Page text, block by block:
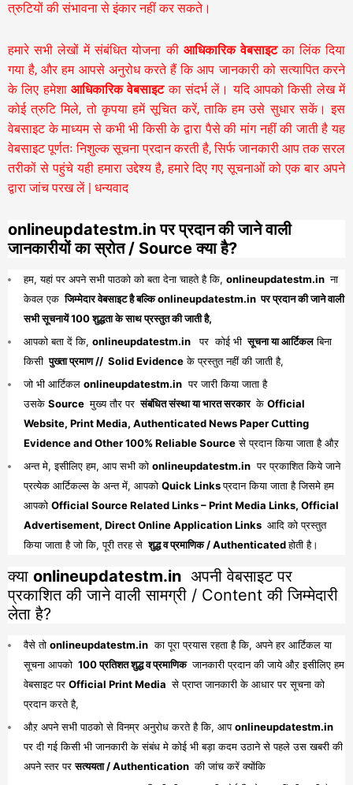
त्रुटियों की संभावना से इंकार नहीं कर सकते।
हमारे सभी लेखों में संबंधित योजना की आधिकारिक वेबसाइटका लिंक दिया
गया है, और हम आपसे अनुरोध करते हैं कि आप जानकारी को सत्यापित करने
के लिए हमेशा आधिकारिक वेबसाइटका संदर्भ लें। यदि आपको किसी लेख में
कोई त्रुटि मिले, तो कृपया हमें सूचित करें, ताकि हम उसे सुधार सकें। इस
वेबसाइट के माध्यम से कभी भी किसी के द्वारा पैसे की मांग नहीं की जाती है यह
वेबसाइट पूर्णतः निशुल्क सूचना प्रदान करती है,सिर्फ जानकारी आप तक सरल
तरीकों से पहुंचे यही हमारा उद्देश्य है, हमारे दिए गए सूचनाओं को एक बार अपने
द्वारा जांच परख लें | धन्यवाद
onlineupdatestm.in पर प्रदान की जाने वाली
जानकारीयों का स्रोत / Source क्या है?
हम, यहां पर अपने सभी पाठको को बता देना चाहते है कि, onlineupdatestm.in ना
केवल एक जिम्मेदार वेबसाइट है बल्कि onlineupdatestm.in पर प्रदान की जाने वाली
सभी सूचनायें 100 शुद्धता के साथ प्रस्तुत की जाती है,
आपको बता दें कि, onlineupdatestm.in पर कोई भी सूचना या आर्टिकलबिना
किसी पुख्ता प्रमाण // Solid Evidenceके प्रस्तुत नहीं की जाती है,
जो भी आर्टिकल onlineupdatestm.in पर जारी किया जाता है
उसके Source मुख्य तौर पर संबंधित संस्था या भारत सरकार के Official
Website, Print Media, Authenticated News Paper Cutting
Evidence and Other 100% Reliable Sourceसे प्रदान किया जाता है औऱ
अन्त मे, इसीलिए हम, आप सभी को onlineupdatestm.in पर प्रकाशित किये जाने
प्रत्येक आर्टिकल्स के अन्त में, आपको Quick Linksप्रदान किया जाता है जिसमे हम
आपको Official Source Related Links – Print Media Links, Official
Advertisement, Direct Online Application Links आदि को प्रस्तुत
किया जाता है जो कि, पूरी तरह से शुद्ध व प्रमाणिक / Authenticatedहोती है।
क्या onlineupdatestm.in अपनी वेबसाइट पर
प्रकाशित की जाने वाली सामग्री / Content की जिम्मेदारी
लेता है?
वैसे तो onlineupdatestm.in का पूरा प्रयास रहता है कि, अपने हर आर्टिकल या
सूचना आपको 100 प्रतिशत शुद्ध व प्रमाणिक जानकारी प्रदान की जाये औऱ इसीलिए हम
वेबसाइट पर Official Print Media से प्राप्त जानकारी के आधार पर सूचना को
प्रदान करते है,
औऱ अपने सभी पाठको से विनम्र अनुरोध करते है कि, आपonlineupdatestm.in
पर दी गई किसी भी जानकारी के संबंध मे कोई भी बड़ा कदम उठाने से पहले उस खबरी की
अपने स्तर परसत्ययता / Authentication की जांच करें क्योंकि